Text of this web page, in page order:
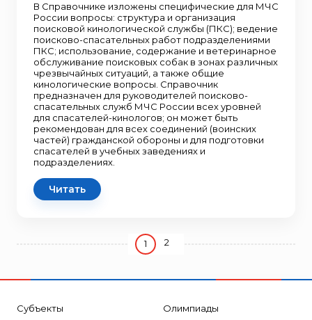
В Справочнике изложены специфические для МЧС
России вопросы: структура и организация
поисковой кинологической службы (ПКС); ведение
поисково-спасательных работ подразделениями
ПКС; использование, содержание и ветеринарное
обслуживание поисковых собак в зонах различных
чрезвычайных ситуаций, а также общие
кинологические вопросы. Справочник
предназначен для руководителей поисково-
спасательных служб МЧС России всех уровней
для спасателей-кинологов; он может быть
рекомендован для всех соединений (воинских
частей) гражданской обороны и для подготовки
спасателей в учебных заведениях и
подразделениях.
Читать
1 2
Субъекты
Олимпиады